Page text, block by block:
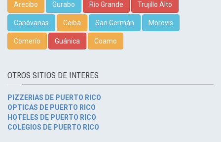
Arecibo Gurabo Río Grande Trujillo Alto
Canóvanas Ceiba San Germán Morovis
Comerío Guánica Coamo
OTROS SITIOS DE INTERES
PIZZERIAS DE PUERTO RICO
OPTICAS DE PUERTO RICO
HOTELES DE PUERTO RICO
COLEGIOS DE PUERTO RICO